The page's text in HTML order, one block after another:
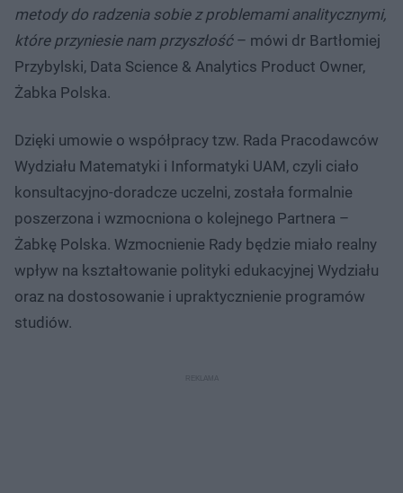
metody do radzenia sobie z problemami analitycznymi,
które przyniesie nam przyszłość– mówi dr Bartłomiej
Przybylski, Data Science & Analytics Product Owner,
Żabka Polska.
Dzięki umowie o współpracy tzw. Rada Pracodawców
Wydziału Matematyki i Informatyki UAM, czyli ciało
konsultacyjno-doradcze uczelni, została formalnie
poszerzona i wzmocniona o kolejnego Partnera –
Żabkę Polska. Wzmocnienie Rady będzie miało realny
wpływ na kształtowanie polityki edukacyjnej Wydziału
oraz na dostosowanie i upraktycznienie programów
studiów.